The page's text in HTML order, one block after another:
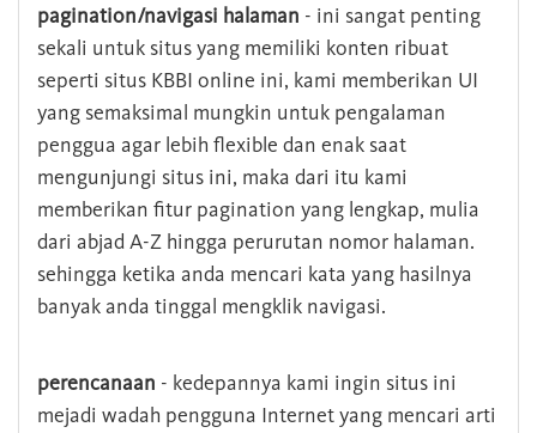
pagination/navigasi halaman - ini sangat penting
sekali untuk situs yang memiliki konten ribuat
seperti situs KBBI online ini, kami memberikan UI
yang semaksimal mungkin untuk pengalaman
penggua agar lebih flexible dan enak saat
mengunjungi situs ini, maka dari itu kami
memberikan fitur pagination yang lengkap, mulia
dari abjad A-Z hingga perurutan nomor halaman.
sehingga ketika anda mencari kata yang hasilnya
banyak anda tinggal mengklik navigasi.
perencanaan - kedepannya kami ingin situs ini
mejadi wadah pengguna Internet yang mencari arti